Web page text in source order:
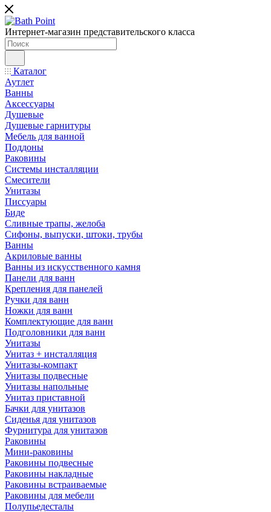
Интернет-магазин представительского класса
Каталог
Аутлет
Ванны
Аксессуары
Душевые
Душевые гарнитуры
Мебель для ванной
Поддоны
Раковины
Системы инсталляции
Смесители
Унитазы
Писсуары
Биде
Сливные трапы, желоба
Сифоны, выпуски, штоки, трубы
Ванны
Акриловые ванны
Ванны из искусственного камня
Панели для ванн
Крепления для панелей
Ручки для ванн
Ножки для ванн
Комплектующие для ванн
Подголовники для ванн
Унитазы
Унитаз + инсталляция
Унитазы-компакт
Унитазы подвесные
Унитазы напольные
Унитаз приставной
Бачки для унитазов
Сиденья для унитазов
Фурнитура для унитазов
Раковины
Мини-раковины
Раковины подвесные
Раковины накладные
Раковины встраиваемые
Раковины для мебели
Полупьедесталы